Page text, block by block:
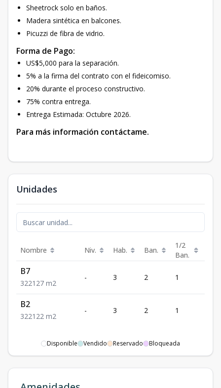
Sheetrock solo en baños.
Madera sintética en balcones.
Picuzzi de fibra de vidrio.
Forma de Pago:
US$5,000 para la separación.
5% a la firma del contrato con el fideicomiso.
20% durante el proceso constructivo.
75% contra entrega.
Entrega Estimada: Octubre 2026.
Para más información contáctame.
Unidades
Nombre Niv. Hab. Ban.
1/2
Ban.
B7
322127 m2
- 3 2 1
B2
322122 m2
- 3 2 1
Disponible Vendido Reservado Bloqueada